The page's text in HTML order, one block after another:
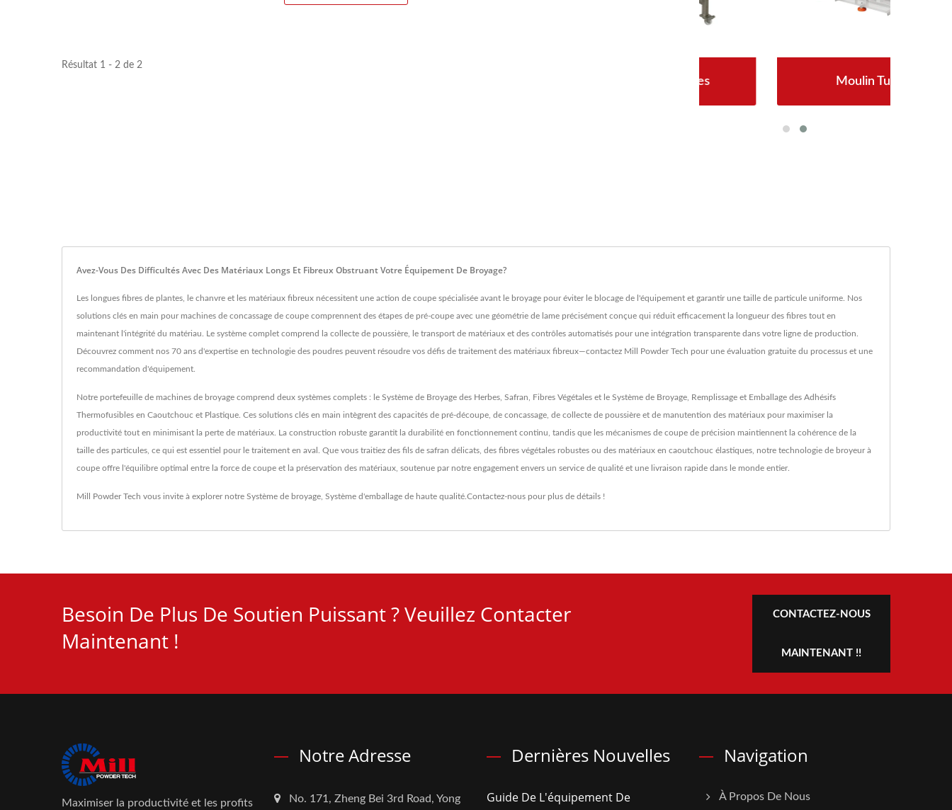
Résultat 1 - 2 de 2
Avez-Vous Des Difficultés Avec Des Matériaux Longs Et Fibreux Obstruant Votre Équipement De Broyage?
Les longues fibres de plantes, le chanvre et les matériaux fibreux nécessitent une action de coupe spécialisée avant le broyage pour éviter le blocage de l'équipement et garantir une taille de particule uniforme. Nos
solutions clés en main pour machines de concassage de coupe comprennent des étapes de pré-coupe avec une géométrie de lame précisément conçue qui réduit efficacement la longueur des fibres tout en
maintenant l'intégrité du matériau. Le système complet comprend la collecte de poussière, le transport de matériaux et des contrôles automatisés pour une intégration transparente dans votre ligne de production.
Découvrez comment nos 70 ans d'expertise en technologie des poudres peuvent résoudre vos défis de traitement des matériaux fibreux—contactez Mill Powder Tech pour une évaluation gratuite du processus et une
recommandation d'équipement.
Notre portefeuille de machines de broyage comprend deux systèmes complets : le Système de Broyage des Herbes, Safran, Fibres Végétales et le Système de Broyage, Remplissage et Emballage des Adhésifs
Thermofusibles en Caoutchouc et Plastique. Ces solutions clés en main intègrent des capacités de pré-découpe, de concassage, de collecte de poussière et de manutention des matériaux pour maximiser la
productivité tout en minimisant la perte de matériaux. La construction robuste garantit la durabilité en fonctionnement continu, tandis que les mécanismes de coupe de précision maintiennent la cohérence de la
taille des particules, ce qui est essentiel pour le traitement en aval. Que vous traitiez des fils de safran délicats, des fibres végétales robustes ou des matériaux en caoutchouc élastiques, notre technologie de broyeur à
coupe offre l'équilibre optimal entre la force de coupe et la préservation des matériaux, soutenue par notre engagement envers un service de qualité et une livraison rapide dans le monde entier.
Mill Powder Tech vous invite à explorer notre Système de broyage Système d'emballage de haute qualité. Contactez-nous pour plus de détails !
Besoin De Plus De Soutien Puissant ? Veuillez Contacter
Maintenant !
CONTACTEZ-NOUS
MAINTENANT !!
Maximiser la productivité et les profits
Notre Adresse
No. 171, Zheng Bei 3rd Road, Yong
Dernières Nouvelles
Guide De L'équipement De
Navigation
À Propos De Nous